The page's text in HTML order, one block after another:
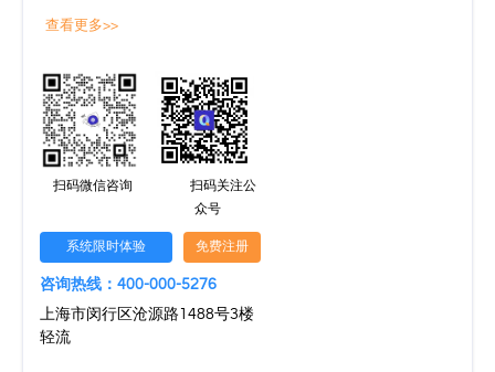
查看更多>>
扫码微信咨询
扫码关注公
众号
系统限时体验 免费注册
咨询热线：400-000-5276
上海市闵行区沧源路1488号3楼
轻流